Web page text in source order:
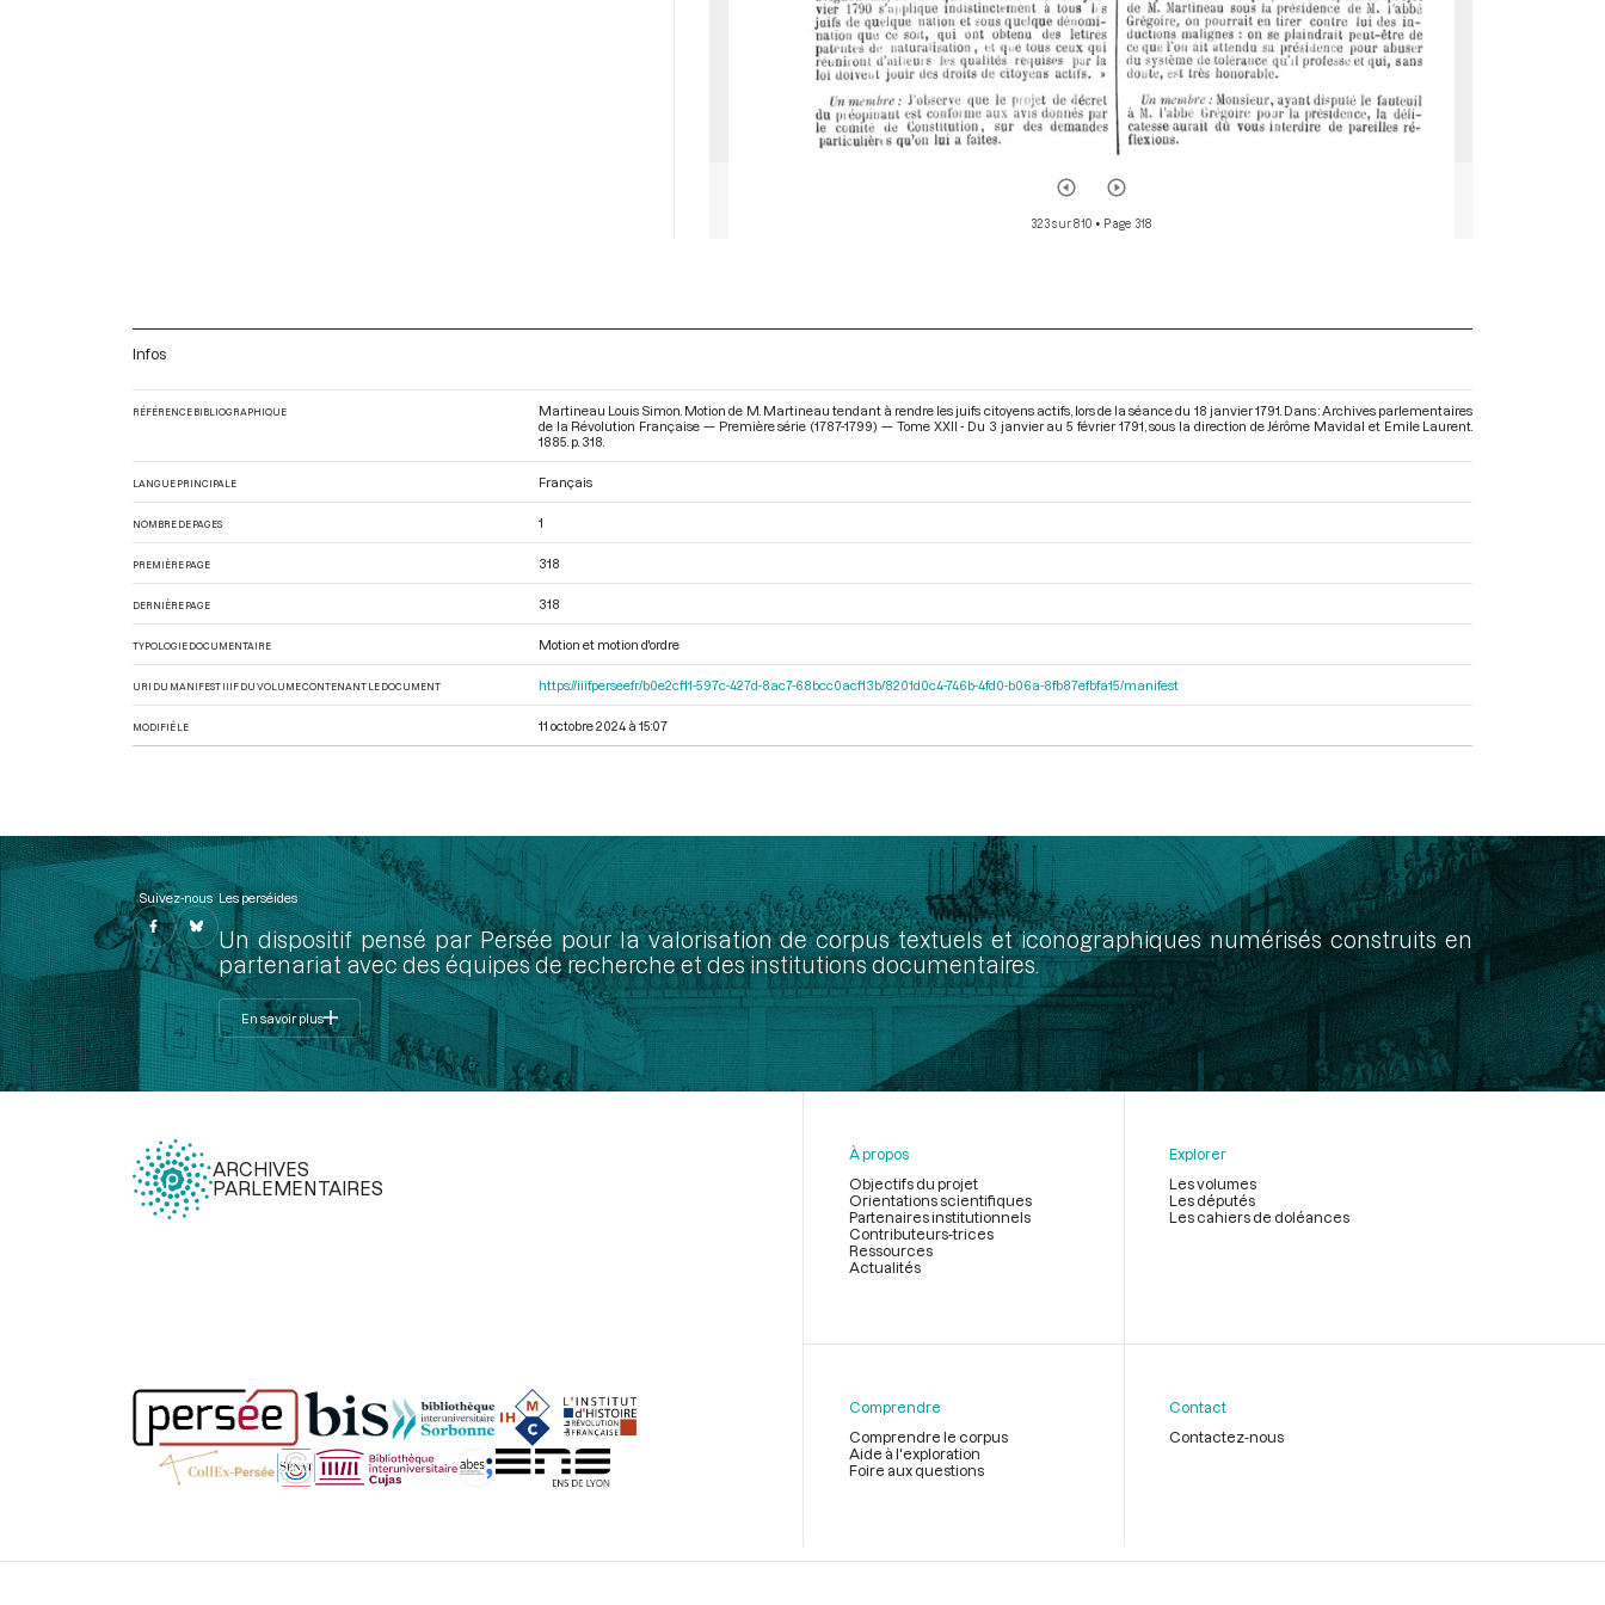
323 sur 810 • Page 318
Infos
RÉFÉRENCE BIBLIOGRAPHIQUE
Martineau Louis Simon. Motion de M. Martineau tendant à rendre les juifs citoyens actifs, lors de la séance du 18 janvier 1791. Dans : Archives parlementaires
de la Révolution Française — Première série (1787-1799) — Tome XXII - Du 3 janvier au 5 février 1791 , sous la direction de Jérôme Mavidal et Emile Laurent.
1885. p. 318.
LANGUE PRINCIPALE Français
NOMBRE DE PAGES 1
PREMIÈRE PAGE 318
DERNIÈRE PAGE 318
TYPOLOGIE DOCUMENTAIRE Motion et motion d'ordre
URI DU MANIFEST IIIF DU VOLUME CONTENANT LE DOCUMENT https://iiif.persee.fr/b0e2cf11-597c-427d-8ac7-68bcc0acf13b/8201d0c4-746b-4fd0-b06a-8fb87efbfa15/manifest
MODIFIÉ LE 11 octobre 2024 à 15:07
Suivez-nous Les perséides
Un dispositif pensé par Persée pour la valorisation de corpus textuels et iconographiques numérisés construits en
partenariat avec des équipes de recherche et des institutions documentaires.
En savoir plus
ARCHIVES
PARLEMENTAIRES
page
À propos
Objectifs du projet
Orientations scientifiques
Partenaires institutionnels
Contributeurs-trices
Ressources
Actualités
Explorer
Les volumes
Les députés
Les cahiers de doléances
Comprendre
Comprendre le corpus
Aide à l'exploration
Foire aux questions
Contact
Contactez-nous
Légal